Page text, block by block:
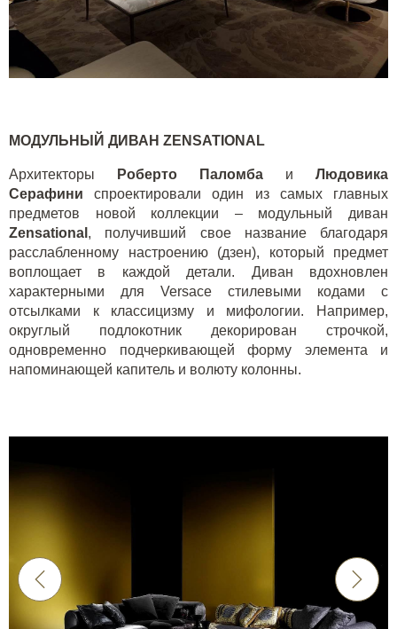
МОДУЛЬНЫЙ ДИВАН ZENSATIONAL
Архитекторы Роберто Паломба и Людовика
Серафини спроектировали один из самых главных
предметов новой коллекции – модульный диван
Zensational , получивший свое название благодаря
расслабленному настроению (дзен), который предмет
воплощает в каждой детали. Диван вдохновлен
характерными для Versace стилевыми кодами с
отсылками к классицизму и мифологии. Например,
округлый подлокотник декорирован строчкой,
одновременно подчеркивающей форму элемента и
напоминающей капитель и волюту колонны.